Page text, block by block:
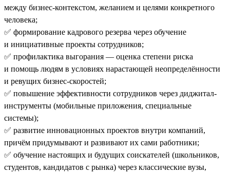
между бизнес-контекстом, желанием и целями конкретного
человека;
✅ формирование кадрового резерва через обучение
и инициативные проекты сотрудников;
✅ профилактика выгорания — оценка степени риска
и помощь людям в условиях нарастающей неопределённости
и ревущих бизнес-скоростей;
✅ повышение эффективности сотрудников через диджитал-
инструменты (мобильные приложения, специальные
системы);
✅ развитие инновационных проектов внутри компаний,
причём придумывают и развивают их сами работники;
✅ обучение настоящих и будущих соискателей (школьников,
студентов, кандидатов с рынка) через классические вузы,